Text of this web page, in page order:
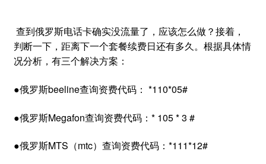
查到俄罗斯电话卡确实没流量了，应该怎么做？接着，
判断一下，距离下一个套餐续费日还有多久。根据具体情
况分析，有三个解决方案：
●俄罗斯beeline查询资费代码： *110*05#
●俄罗斯Megafon查询资费代码：* 105 * 3 #
●俄罗斯MTS（mtc）查询资费代码：*111*12#